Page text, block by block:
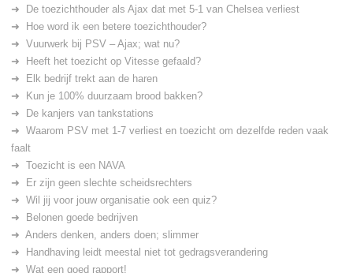
De toezichthouder als Ajax dat met 5-1 van Chelsea verliest
Hoe word ik een betere toezichthouder?
Vuurwerk bij PSV – Ajax; wat nu?
Heeft het toezicht op Vitesse gefaald?
Elk bedrijf trekt aan de haren
Kun je 100% duurzaam brood bakken?
De kanjers van tankstations
Waarom PSV met 1-7 verliest en toezicht om dezelfde reden vaak
faalt
Toezicht is een NAVA
Er zijn geen slechte scheidsrechters
Wil jij voor jouw organisatie ook een quiz?
Belonen goede bedrijven
Anders denken, anders doen; slimmer
Handhaving leidt meestal niet tot gedragsverandering
Wat een goed rapport!